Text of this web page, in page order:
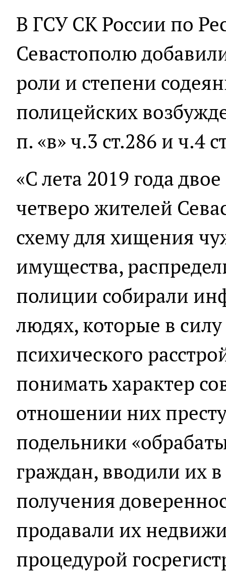
В ГСУ СК России по
Севастополю
роли и степени
полицейских
п. «в» ч.3 ст.286 и ч.4
«С лета 2019 года
четверо жителей
схему для хищения
имущества,
полиции собирали
людях, которые в
психического
понимать характер
отношении них
подельники
граждан, вводили их
получения
продавали их
процедурой